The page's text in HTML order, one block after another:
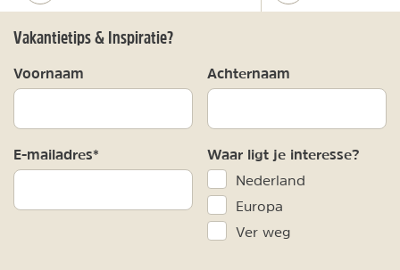
Vakantietips & Inspiratie?
Voornaam Achternaam
E-mailadres* Waar ligt je interesse?
Nederland
Europa
Ver weg